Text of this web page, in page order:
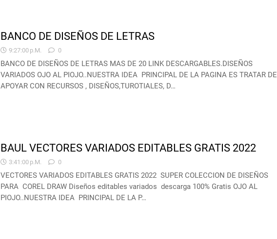
BANCO DE DISEÑOS DE LETRAS
9:27:00 P.m. 0
BANCO DE DISEÑOS DE LETRAS MAS DE 20 LINK DESCARGABLES.DISEÑOS
VARIADOS OJO AL PIOJO..NUESTRA IDEA PRINCIPAL DE LA PAGINA ES TRATAR DE
APOYAR CON RECURSOS , DISEÑOS,TUROTIALES, D…
BAUL VECTORES VARIADOS EDITABLES GRATIS 2022
3:41:00 P.m. 0
VECTORES VARIADOS EDITABLES GRATIS 2022 SUPER COLECCION DE DISEÑOS
PARA COREL DRAW Diseños editables variados descarga 100% Gratis OJO AL
PIOJO..NUESTRA IDEA PRINCIPAL DE LA P…